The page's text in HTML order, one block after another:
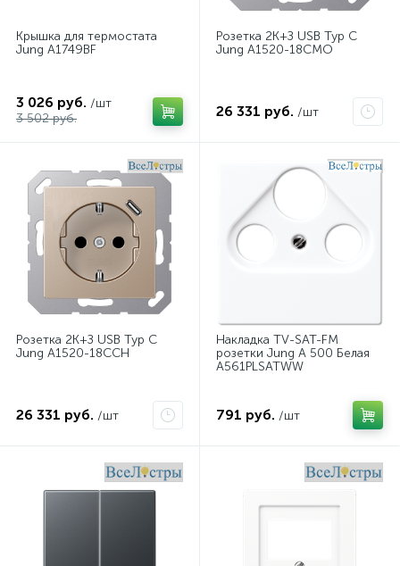
Крышка для термостата
Jung A1749BF
3 026 руб. /шт
3 502 руб.
Розетка 2K+З USB Typ C
Jung A1520-18CMO
26 331 руб. /шт
Розетка 2K+З USB Typ C
Jung A1520-18CCH
26 331 руб. /шт
Накладка TV-SAT-FM
розетки Jung A 500 Белая
A561PLSATWW
791 руб. /шт